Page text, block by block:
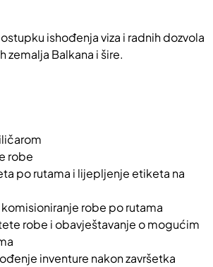
ishođenja viza i radnih dozvola
zemalja Balkana i šire.
robe
po rutama i lijepljenje etiketa na
robe po rutama
robe i obavještavanje o mogućim
inventure nakon završetka